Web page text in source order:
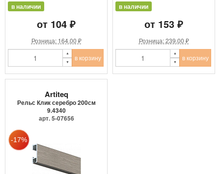
в наличии
от 104 ₽
Розница: 164.00 ₽
в корзину
в наличии
от 153 ₽
Розница: 239.00 ₽
в корзину
Artiteq
Рельс Клик серебро 200см
9.4340
арт. 5-07656